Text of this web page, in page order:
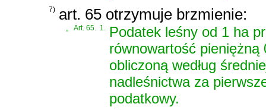
7) art. 65 otrzymuje brzmienie:
„ Art. 65. 1. Podatek leśny od 1 ha
równowartość
obliczoną według
nadleśnictwa za
podatkowy.